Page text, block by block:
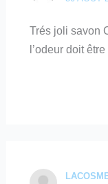
Trés joli savon
l’odeur doit